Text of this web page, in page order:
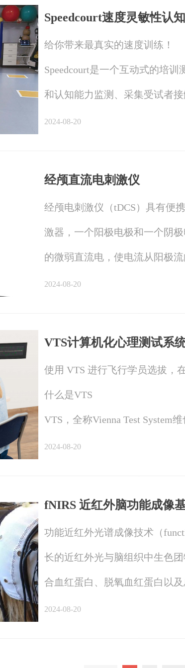
Speedcourt速度灵敏性认
给你带来最真实的速度训练！
Speedcourt是一个互动式的培
和认知能力监测、采集受试者
将成为一套综合大脑能力发展
2024-08-20
经颅直流电刺激仪
经颅电刺激仪（tDCS）具有便
激器，一个阳极电极和一个阴
的微弱直流电，使电流从阳极
皮层，可改变神经元的静息电
2024-08-20
VTS计算机化心理测试系
使用 VTS 进行飞行学员选拔，
什么是VTS
VTS，全称Vienna Test System
SCHUHFRIED开发的系列产品
2024-08-20
fNIRS 近红外脑功能成像
功能近红外光谱成像技术（
长的近红外光与脑组织中生色
合血红蛋白、脱氧血红蛋白以
胞能量代谢以及血液动力学相
2024-08-20